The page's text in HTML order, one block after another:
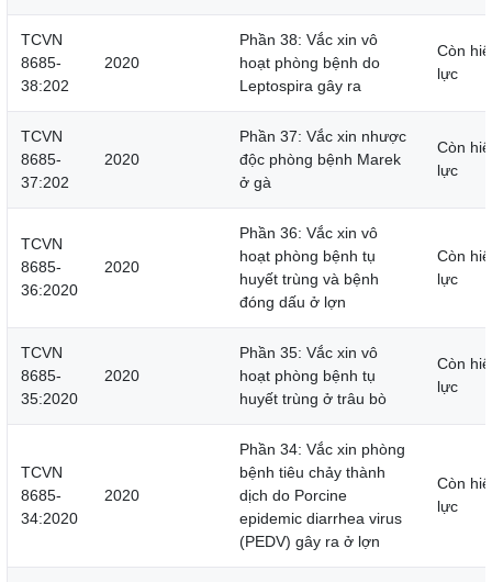
TCVN
8685-
38:202
2020
Phần 38: Vắc xin vô
hoạt phòng bệnh do
Leptospira gây ra
Còn
lực
TCVN
8685-
37:202
2020
Phần 37: Vắc xin nhược
độc phòng bệnh Marek
ở gà
Còn
lực
TCVN
8685-
36:2020
2020
Phần 36: Vắc xin vô
hoạt phòng bệnh tụ
huyết trùng và bệnh
đóng dấu ở lợn
Còn
lực
TCVN
8685-
35:2020
2020
Phần 35: Vắc xin vô
hoạt phòng bệnh tụ
huyết trùng ở trâu bò
Còn
lực
TCVN
8685-
34:2020
2020
Phần 34: Vắc xin phòng
bệnh tiêu chảy thành
dịch do Porcine
epidemic diarrhea virus
(PEDV) gây ra ở lợn
Còn
lực